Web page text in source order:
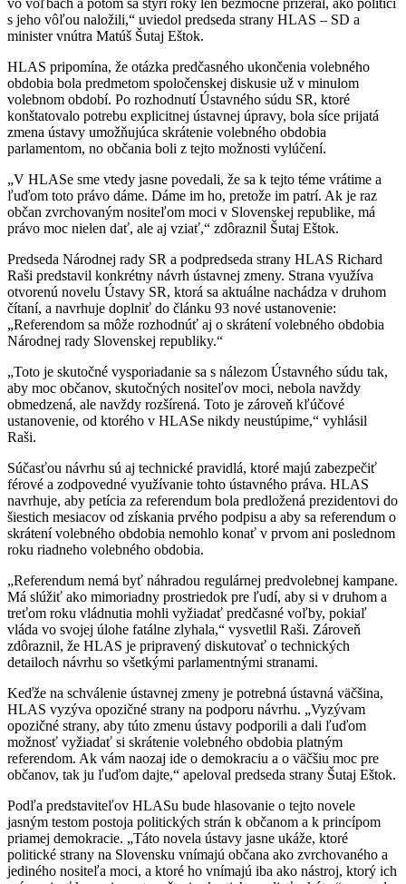
vo voľbách a potom sa štyri roky len bezmocne prizeral, ako politici
s jeho vôľou naložili,“ uviedol predseda strany HLAS – SD a
minister vnútra Matúš Šutaj Eštok.
HLAS pripomína, že otázka predčasného ukončenia volebného
obdobia bola predmetom spoločenskej diskusie už v minulom
volebnom období. Po rozhodnutí Ústavného súdu SR, ktoré
konštatovalo potrebu explicitnej ústavnej úpravy, bola síce prijatá
zmena ústavy umožňujúca skrátenie volebného obdobia
parlamentom, no občania boli z tejto možnosti vylúčení.
„V HLASe sme vtedy jasne povedali, že sa k tejto téme vrátime a
ľuďom toto právo dáme. Dáme im ho, pretože im patrí. Ak je raz
občan zvrchovaným nositeľom moci v Slovenskej republike, má
právo moc nielen dať, ale aj vziať,“ zdôraznil Šutaj Eštok.
Predseda Národnej rady SR a podpredseda strany HLAS Richard
Raši predstavil konkrétny návrh ústavnej zmeny. Strana využíva
otvorenú novelu Ústavy SR, ktorá sa aktuálne nachádza v druhom
čítaní, a navrhuje doplniť do článku 93 nové ustanovenie:
„Referendom sa môže rozhodnúť aj o skrátení volebného obdobia
Národnej rady Slovenskej republiky.“
„Toto je skutočné vysporiadanie sa s nálezom Ústavného súdu tak,
aby moc občanov, skutočných nositeľov moci, nebola navždy
obmedzená, ale navždy rozšírená. Toto je zároveň kľúčové
ustanovenie, od ktorého v HLASe nikdy neustúpime,“ vyhlásil
Raši.
Súčasťou návrhu sú aj technické pravidlá, ktoré majú zabezpečiť
férové a zodpovedné využívanie tohto ústavného práva. HLAS
navrhuje, aby petícia za referendum bola predložená prezidentovi do
šiestich mesiacov od získania prvého podpisu a aby sa referendum o
skrátení volebného obdobia nemohlo konať v prvom ani poslednom
roku riadneho volebného obdobia.
„Referendum nemá byť náhradou regulárnej predvolebnej kampane.
Má slúžiť ako mimoriadny prostriedok pre ľudí, aby si v druhom a
treťom roku vládnutia mohli vyžiadať predčasné voľby, pokiaľ
vláda vo svojej úlohe fatálne zlyhala,“ vysvetlil Raši. Zároveň
zdôraznil, že HLAS je pripravený diskutovať o technických
detailoch návrhu so všetkými parlamentnými stranami.
Keďže na schválenie ústavnej zmeny je potrebná ústavná väčšina,
HLAS vyzýva opozičné strany na podporu návrhu. „Vyzývam
opozičné strany, aby túto zmenu ústavy podporili a dali ľuďom
možnosť vyžiadať si skrátenie volebného obdobia platným
referendom. Ak vám naozaj ide o demokraciu a o väčšiu moc pre
občanov, tak ju ľuďom dajte,“ apeloval predseda strany Šutaj Eštok.
Podľa predstaviteľov HLASu bude hlasovanie o tejto novele
jasným testom postoja politických strán k občanom a k princípom
priamej demokracie. „Táto novela ústavy jasne ukáže, ktoré
politické strany na Slovensku vnímajú občana ako zvrchovaného a
jediného nositeľa moci, a ktoré ho vnímajú iba ako nástroj, ktorý ich